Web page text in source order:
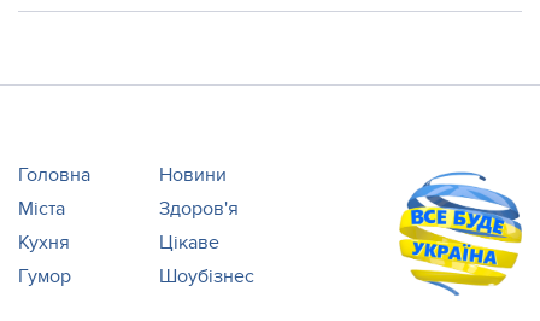
Головна
Новини
Міста
Здоров'я
Кухня
Цікаве
Гумор
Шоубізнес